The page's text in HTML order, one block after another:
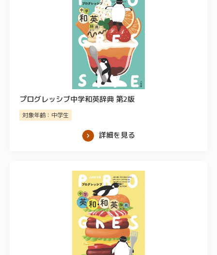
プログレッシブ中学和英辞典 第2版
対象年齢：中学生
詳細を見る